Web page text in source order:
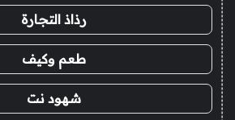
رذاذ التجارة
طعم وكيف
شهود نت